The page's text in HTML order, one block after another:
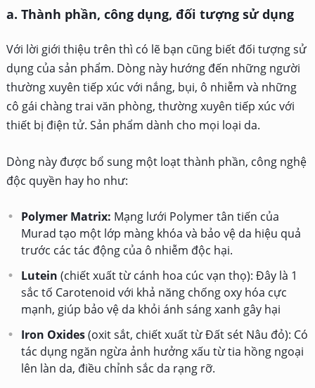
a. Thành phần, công dụng, đối tượng sử dụng
Với lời giới thiệu trên thì có lẽ bạn cũng biết đối tượng sử
dụng của sản phẩm. Dòng này hướng đến những người
thường xuyên tiếp xúc với nắng, bụi, ô nhiễm và những
cô gái chàng trai văn phòng, thường xuyên tiếp xúc với
thiết bị điện tử. Sản phẩm dành cho mọi loại da.
Dòng này được bổ sung một loạt thành phần, công nghệ
độc quyền hay ho như:
Polymer Matrix: Mạng lưới Polymer tân tiến của
Murad tạo một lớp màng khóa và bảo vệ da hiệu quả
trước các tác động của ô nhiễm độc hại.
Lutein (chiết xuất từ cánh hoa cúc vạn thọ): Đây là 1
sắc tố Carotenoid với khả năng chống oxy hóa cực
mạnh, giúp bảo vệ da khỏi ánh sáng xanh gây hại
Iron Oxides(oxit sắt, chiết xuất từ Đất sét Nâu đỏ): Có
tác dụng ngăn ngừa ảnh hưởng xấu từ tia hồng ngoại
lên làn da, điều chỉnh sắc da rạng rỡ.